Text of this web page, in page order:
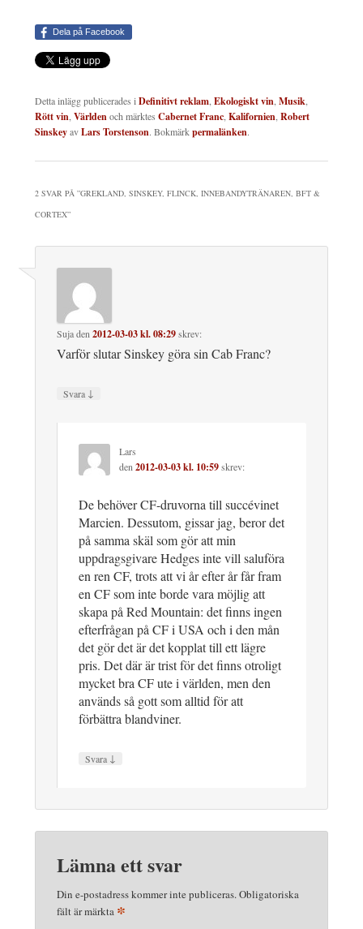
Dela på Facebook
Detta inlägg publicerades i Definitivt reklam Ekologiskt vin Musik
Rött vin Världenoch märktes Cabernet Franc Kalifornien Robert
SinskeyavLars Torstenson. Bokmärkpermalänken.
2 SVAR PÅ ”GREKLAND, SINSKEY, FLINCK, INNEBANDYTRÄNAREN, BFT &
CORTEX”
Sujaden 2012-03-03 kl. 08:29skrev:
Varför slutar Sinskey göra sin Cab Franc?
Svara ↓
Lars
den 2012-03-03 kl. 10:59skrev:
De behöver CF-druvorna till succévinet
Marcien. Dessutom, gissar jag, beror det
på samma skäl som gör att min
uppdragsgivare Hedges inte vill saluföra
en ren CF, trots att vi år efter år får fram
en CF som inte borde vara möjlig att
skapa på Red Mountain: det finns ingen
efterfrågan på CF i USA och i den mån
det gör det är det kopplat till ett lägre
pris. Det där är trist för det finns otroligt
mycket bra CF ute i världen, men den
används så gott som alltid för att
förbättra blandviner.
Svara ↓
Lämna ett svar
Din e-postadress kommer inte publiceras. Obligatoriska
fält är märkta *